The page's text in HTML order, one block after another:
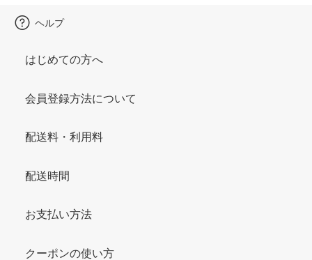
ヘルプ
はじめての方へ
会員登録方法について
配送料・利用料
配送時間
お支払い方法
クーポンの使い方